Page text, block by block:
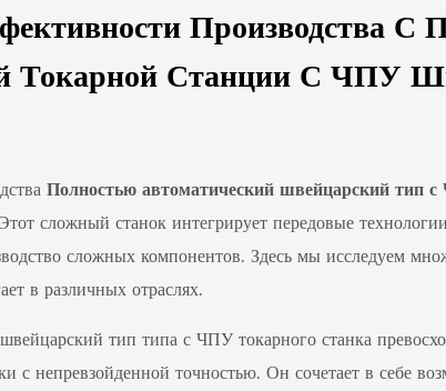
Производства С
Токарной Станции С ЧПУ
Полностью автоматический швейцарский тип
сложный станок интегрирует передовые
сложных компонентов. Здесь мы исследуем
в различных отраслях.
тип типа с ЧПУ токарного станка
с непревзойденной точностью. Он сочетает в себе